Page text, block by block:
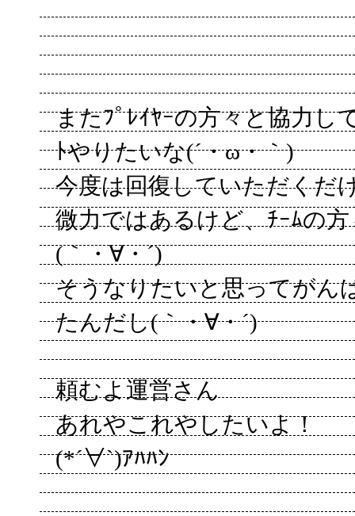
またﾌﾟﾚｲﾔｰの方々と協力し
ﾄやりたいな(´・ω・｀)
今度は回復していただくだ
微力ではあるけど、ﾁｰﾑの
(｀・∀・´)
そうなりたいと思ってがん
たんだし(｀・∀・´)
頼むよ運営さん
あれやこれやしたいよ！
(*´∀`)ｱﾊﾊﾝ